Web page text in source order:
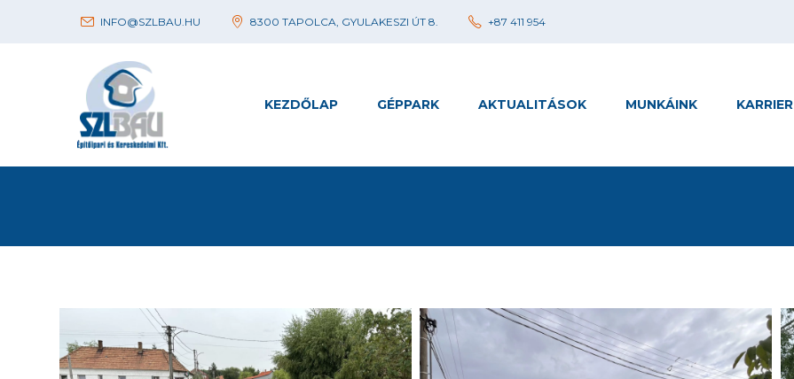
INFO@SZLBAU.HU 8300 TAPOLCA, GYULAKESZI ÚT 8. +87 411 954
KEZDŐLAP GÉPPARK AKTUALITÁSOK MUNKÁINK KARRIER